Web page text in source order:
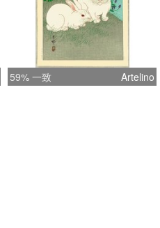
59% 一致 Artelino